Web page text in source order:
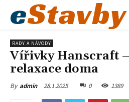
eStavby
RADY A NÁVODY
Vířivky Hanscraft
relaxace doma
By admin 28.1.2025 0 1389